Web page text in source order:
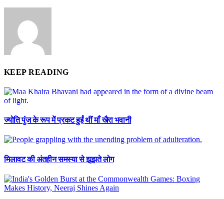
KEEP READING
ज्योति पुंज के रूप में प्रकट हुईं थीं माँ खैरा भवानी
मिलावट की अंतहीन समस्या से झूझते लोग